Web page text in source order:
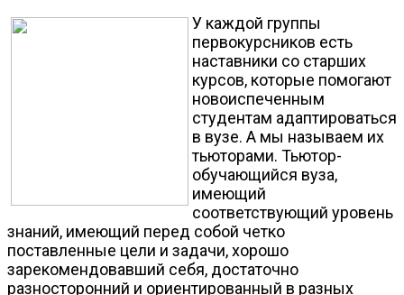
У каждой группы
первокурсников есть
наставники со старших
курсов, которые помогают
новоиспеченным
студентам адаптироваться
в вузе. А мы называем их
тьюторами. Тьютор-
обучающийся вуза,
имеющий
соответствующий уровень
знаний, имеющий перед собой четко
поставленные цели и задачи, хорошо
зарекомендовавший себя, достаточно
разносторонний и ориентированный в разных